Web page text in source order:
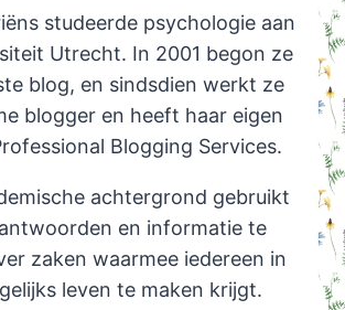
studeerde psychologie aan
Utrecht. In 2001 begon ze
blog, en sindsdien werkt ze
blogger en heeft haar eigen
Blogging Services.
achtergrond gebruikt
en informatie te
zaken waarmee iedereen in
leven te maken krijgt.